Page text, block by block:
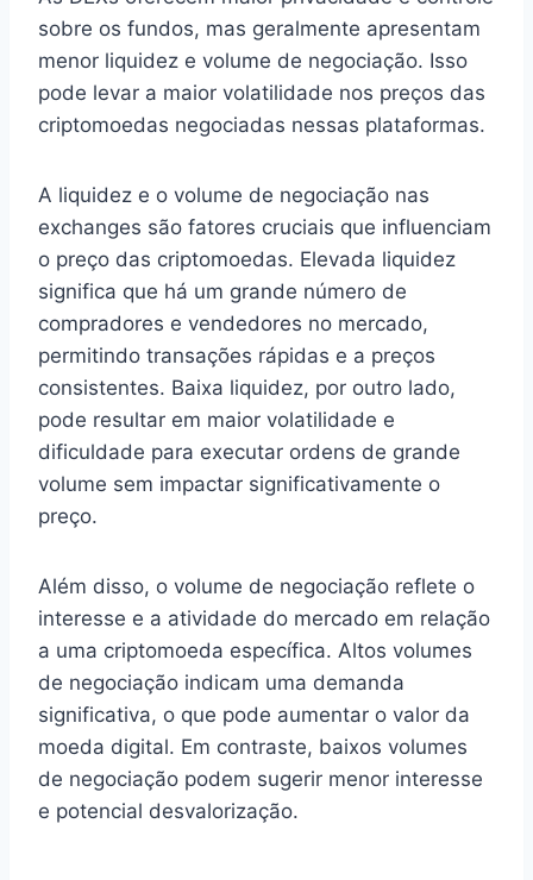
sobre os fundos, mas geralmente apresentam
menor liquidez e volume de negociação. Isso
pode levar a maior volatilidade nos preços das
criptomoedas negociadas nessas plataformas.
A liquidez e o volume de negociação nas
exchanges são fatores cruciais que influenciam
o preço das criptomoedas. Elevada liquidez
significa que há um grande número de
compradores e vendedores no mercado,
permitindo transações rápidas e a preços
consistentes. Baixa liquidez, por outro lado,
pode resultar em maior volatilidade e
dificuldade para executar ordens de grande
volume sem impactar significativamente o
preço.
Além disso, o volume de negociação reflete o
interesse e a atividade do mercado em relação
a uma criptomoeda específica. Altos volumes
de negociação indicam uma demanda
significativa, o que pode aumentar o valor da
moeda digital. Em contraste, baixos volumes
de negociação podem sugerir menor interesse
e potencial desvalorização.